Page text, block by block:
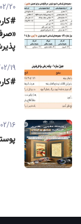
20
19
16